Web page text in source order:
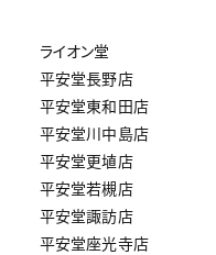
ライオン堂
平安堂長野店
平安堂東和田店
平安堂川中島店
平安堂更埴店
平安堂若槻店
平安堂諏訪店
平安堂座光寺店